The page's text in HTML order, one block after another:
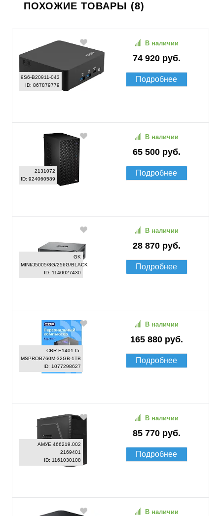
ПОХОЖИЕ ТОВАРЫ (8)
9S6-B20911-043
ID: 867879779
74 920 руб.
В наличии
Подробнее
2131072
ID: 924060589
65 500 руб.
В наличии
Подробнее
GK
MINI/J5005/8G/256G/BLACK
ID: 1140027430
28 870 руб.
В наличии
Подробнее
CBR E1401-I5-
MSPROB760M-32GB-1TB
ID: 1077298627
165 880 руб.
В наличии
Подробнее
АМУЕ.466219.002
2169401
ID: 1161030108
85 770 руб.
В наличии
Подробнее
В наличии